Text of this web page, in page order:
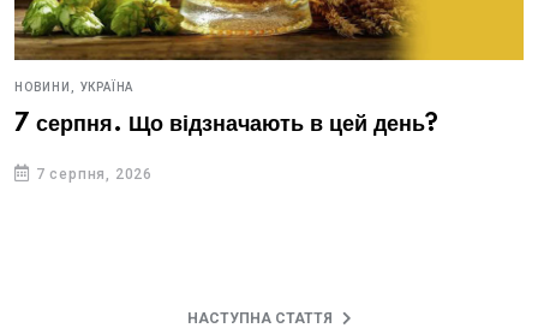
НОВИНИ, УКРАЇНА
7 серпня. Що відзначають в цей день?
7 серпня, 2026
НАСТУПНА СТАТТЯ